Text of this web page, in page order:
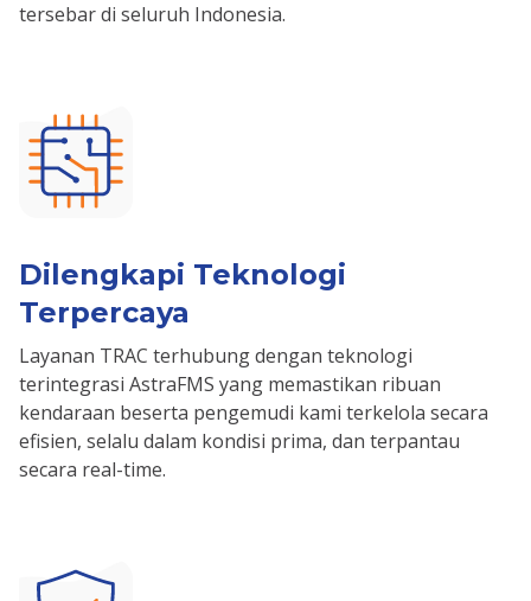
tersebar di seluruh Indonesia.
Dilengkapi Teknologi
Terpercaya
Layanan TRAC terhubung dengan teknologi
terintegrasi AstraFMS yang memastikan ribuan
kendaraan beserta pengemudi kami terkelola secara
efisien, selalu dalam kondisi prima, dan terpantau
secara real-time.